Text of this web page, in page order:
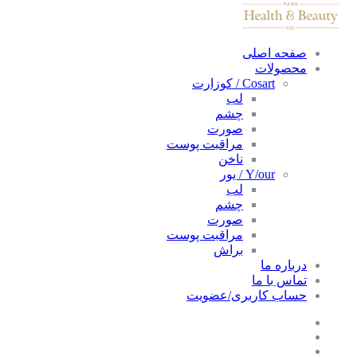
صفحه اصلی
محصولات
Cosart / کوزارت
لب
چشم
صورت
مراقبت پوست
ناخن
Y/our / یور
لب
چشم
صورت
مراقبت پوست
براش
درباره ما
تماس با ما
حساب کاربری/عضویت